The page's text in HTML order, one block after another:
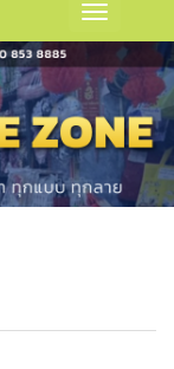
Toggle
navigation